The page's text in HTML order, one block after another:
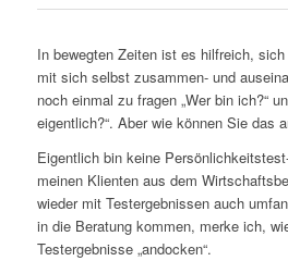
In bewegten Zeiten ist es hilfreich,
mit sich selbst zusammen- und
noch einmal zu fragen „Wer bin ich?“
eigentlich?“. Aber wie können Sie das
Eigentlich bin keine
meinen Klienten aus dem
wieder mit Testergebnissen auch
in die Beratung kommen, merke ich,
Testergebnisse „andocken“.